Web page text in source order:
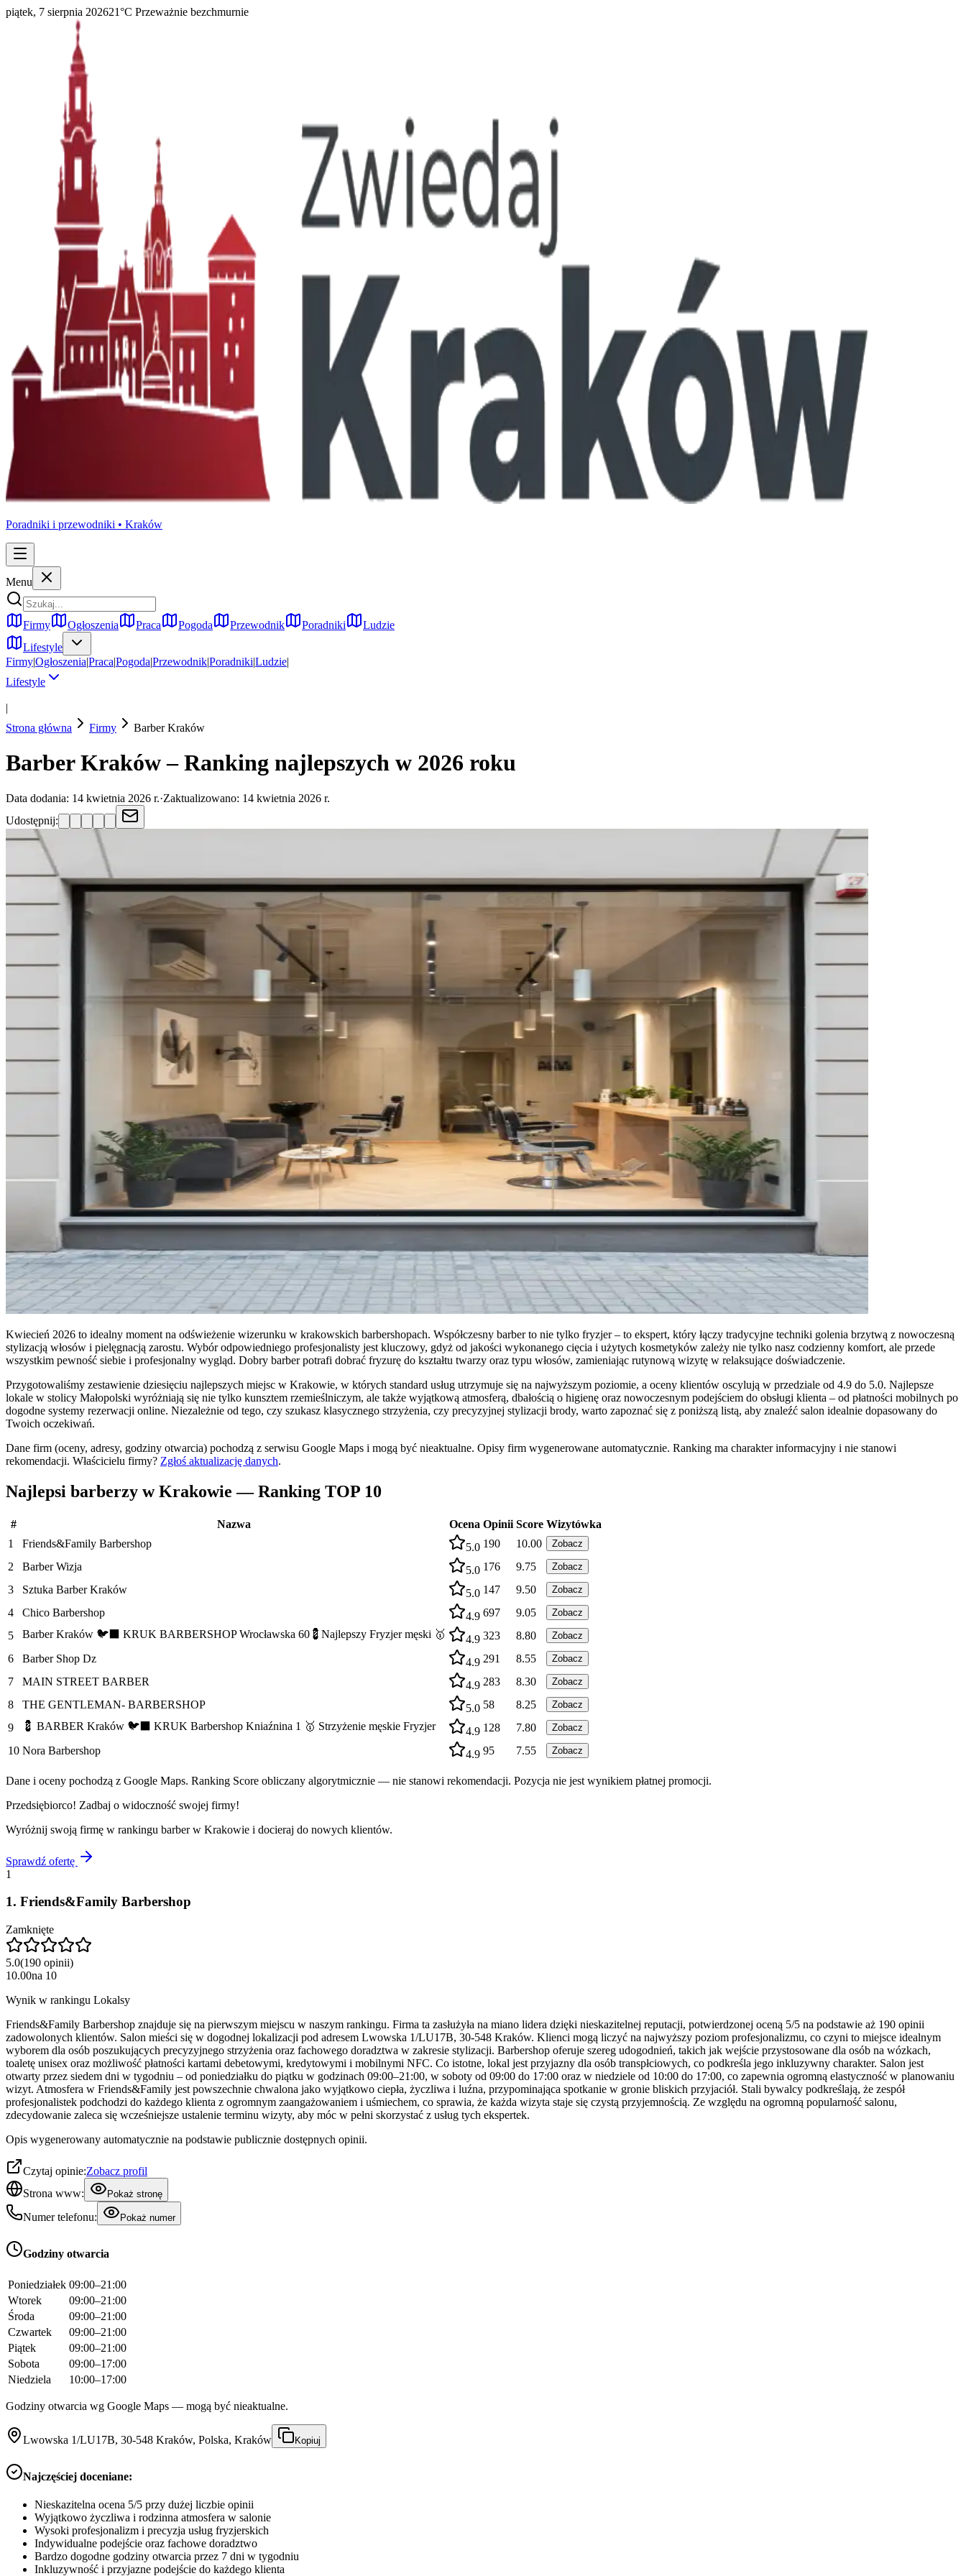
piątek, 7 sierpnia 202621°C Przeważnie bezchmurnie
Poradniki i przewodniki • Kraków
Menu
Firmy Ogłoszenia Praca Pogoda Przewodnik Poradniki
Ludzie
Lifestyle
Firmy|Ogłoszenia|Praca|Pogoda|Przewodnik|Poradniki|Ludzie|
Lifestyle
|
Strona główna
Firmy Barber Kraków
Barber Kraków – Ranking najlepszych w 2026 roku
Data dodania: 14 kwietnia 2026 r.·Zaktualizowano: 14 kwietnia 2026 r.
Udostępnij:
Kwiecień 2026 to idealny moment na odświeżenie wizerunku w krakowskich barbershopach. Współczesny barber to nie tylko fryzjer – to ekspert, który łączy tradycyjne techniki golenia brzytwą z nowoczesną
stylizacją włosów i pielęgnacją zarostu. Wybór odpowiedniego profesjonalisty jest kluczowy, gdyż od jakości wykonanego cięcia i użytych kosmetyków zależy nie tylko nasz codzienny komfort, ale przede
wszystkim pewność siebie i profesjonalny wygląd. Dobry barber potrafi dobrać fryzurę do kształtu twarzy oraz typu włosów, zamieniając rutynową wizytę w relaksujące doświadczenie.
Przygotowaliśmy zestawienie dziesięciu najlepszych miejsc w Krakowie, w których standard usług utrzymuje się na najwyższym poziomie, a oceny klientów oscylują w przedziale od 4.9 do 5.0. Najlepsze
lokale w stolicy Małopolski wyróżniają się nie tylko kunsztem rzemieślniczym, ale także wyjątkową atmosferą, dbałością o higienę oraz nowoczesnym podejściem do obsługi klienta – od płatności mobilnych po
dogodne systemy rezerwacji online. Niezależnie od tego, czy szukasz klasycznego strzyżenia, czy precyzyjnej stylizacji brody, warto zapoznać się z poniższą listą, aby znaleźć salon idealnie dopasowany do
Twoich oczekiwań.
Dane firm (oceny, adresy, godziny otwarcia) pochodzą z serwisu Google Maps i mogą być nieaktualne. Opisy firm wygenerowane automatycznie. Ranking ma charakter informacyjny i nie stanowi
rekomendacji. Właścicielu firmy? Zgłoś aktualizację danych.
Najlepsi barberzy w Krakowie — Ranking TOP 10
# Nazwa Ocena Opinii Score Wizytówka
1
Friends&Family Barbershop 5.0 190 10.00 Zobacz
2 Barber Wizja 5.0 176 9.75 Zobacz
3 Sztuka Barber Kraków 5.0 147 9.50 Zobacz
4 Chico Barbershop 4.9 697 9.05 Zobacz
5 Barber Kraków 🐦‍⬛ KRUK BARBERSHOP Wrocławska 60💈Najlepszy Fryzjer męski 🥇 4.9 323 8.80 Zobacz
6 Barber Shop Dz 4.9 291 8.55 Zobacz
7 MAIN STREET BARBER 4.9 283 8.30 Zobacz
8 THE GENTLEMAN- BARBERSHOP 5.0 58 8.25 Zobacz
9 💈 BARBER Kraków 🐦‍⬛ KRUK Barbershop Kniaźnina 1 🥇 Strzyżenie męskie Fryzjer 4.9 128 7.80 Zobacz
10 Nora Barbershop 4.9 95 7.55 Zobacz
Dane i oceny pochodzą z Google Maps. Ranking Score obliczany algorytmicznie — nie stanowi rekomendacji. Pozycja nie jest wynikiem płatnej promocji.
Przedsiębiorco! Zadbaj o widoczność swojej firmy!
Wyróżnij swoją firmę w rankingu barberw Krakowie i docieraj do nowych klientów.
Sprawdź ofertę
1
1. Friends&Family Barbershop
Zamknięte
5.0(190 opinii)
10.00na 10
Wynik w rankingu Lokalsy
Friends&Family Barbershop znajduje się na pierwszym miejscu w naszym rankingu. Firma ta zasłużyła na miano lidera dzięki nieskazitelnej reputacji, potwierdzonej oceną 5/5 na podstawie aż 190 opinii
zadowolonych klientów. Salon mieści się w dogodnej lokalizacji pod adresem Lwowska 1/LU17B, 30-548 Kraków. Klienci mogą liczyć na najwyższy poziom profesjonalizmu, co czyni to miejsce idealnym
wyborem dla osób poszukujących precyzyjnego strzyżenia oraz fachowego doradztwa w zakresie stylizacji. Barbershop oferuje szereg udogodnień, takich jak wejście przystosowane dla osób na wózkach,
toaletę unisex oraz możliwość płatności kartami debetowymi, kredytowymi i mobilnymi NFC. Co istotne, lokal jest przyjazny dla osób transpłciowych, co podkreśla jego inkluzywny charakter. Salon jest
otwarty przez siedem dni w tygodniu – od poniedziałku do piątku w godzinach 09:00–21:00, w soboty od 09:00 do 17:00 oraz w niedziele od 10:00 do 17:00, co zapewnia ogromną elastyczność w planowaniu
wizyt. Atmosfera w Friends&Family jest powszechnie chwalona jako wyjątkowo ciepła, życzliwa i luźna, przypominająca spotkanie w gronie bliskich przyjaciół. Stali bywalcy podkreślają, że zespół
profesjonalistek podchodzi do każdego klienta z ogromnym zaangażowaniem i uśmiechem, co sprawia, że każda wizyta staje się czystą przyjemnością. Ze względu na ogromną popularność salonu,
zdecydowanie zaleca się wcześniejsze ustalenie terminu wizyty, aby móc w pełni skorzystać z usług tych ekspertek.
Opis wygenerowany automatycznie na podstawie publicznie dostępnych opinii.
Czytaj opinie:Zobacz profil
Strona www:
Pokaż stronę
Numer telefonu: Pokaż numer
Godziny otwarcia
Poniedziałek 09:00–21:00
Wtorek
09:00–21:00
Środa
09:00–21:00
Czwartek
09:00–21:00
Piątek
09:00–21:00
Sobota
09:00–17:00
Niedziela
10:00–17:00
Godziny otwarcia wg Google Maps — mogą być nieaktualne.
Lwowska 1/LU17B, 30-548 Kraków, Polska, Kraków Kopiuj
Najczęściej doceniane:
Nieskazitelna ocena 5/5 przy dużej liczbie opinii
Wyjątkowo życzliwa i rodzinna atmosfera w salonie
Wysoki profesjonalizm i precyzja usług fryzjerskich
Indywidualne podejście oraz fachowe doradztwo
Bardzo dogodne godziny otwarcia przez 7 dni w tygodniu
Inkluzywność i przyjazne podejście do każdego klienta